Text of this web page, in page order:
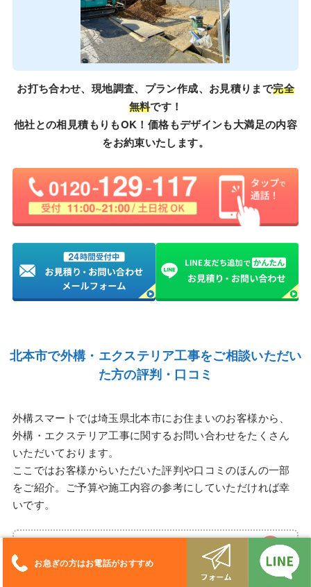
お打ち合わせ、現地調査、プラン作成、お見積りまで完全
無料です！
他社との相見積もりもOK！価格もデザインも大満足の内容
をお約束いたします。
北本市で外構・エクステリア工事をご相談いただい
た方の評判・口コミ
外構スマートでは埼玉県北本市にお住まいのお客様から、
外構・エクステリア工事に関するお問い合わせをたくさん
いただいております。
ここではお客様からいただいた評判や口コミのほんの一部
をご紹介。ご予算や施工内容の参考にしていただければ幸
いです。
ご予算260万以内
お急ぎの方はお電話がおすすめ